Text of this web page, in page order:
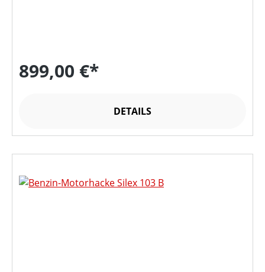
899,00 €*
DETAILS